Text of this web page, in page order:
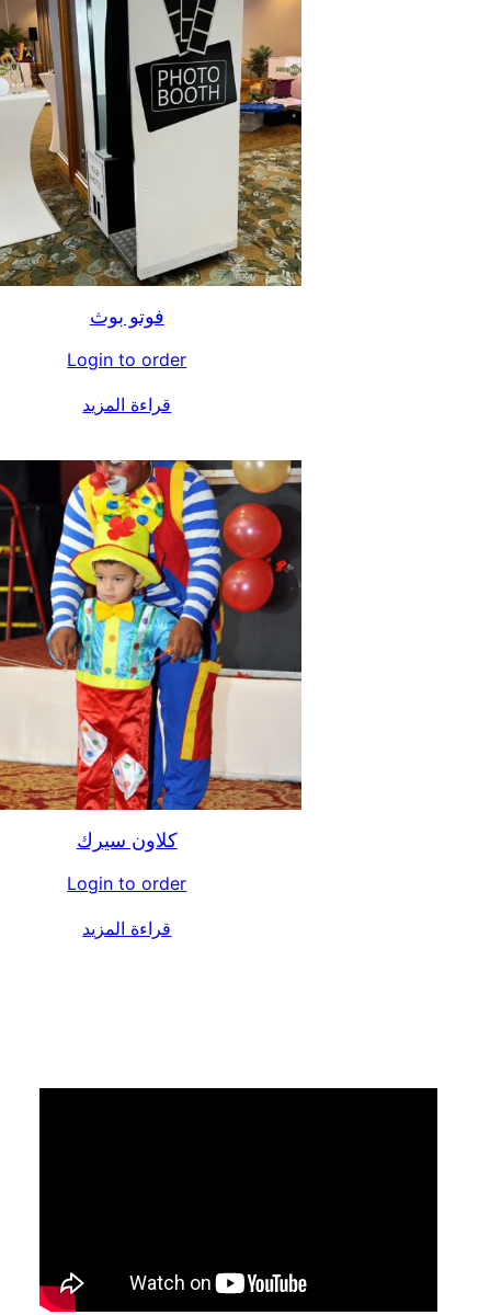
فوتو بوث
Login to order
قراءة المزيد
كلاون سيرك
Login to order
قراءة المزيد